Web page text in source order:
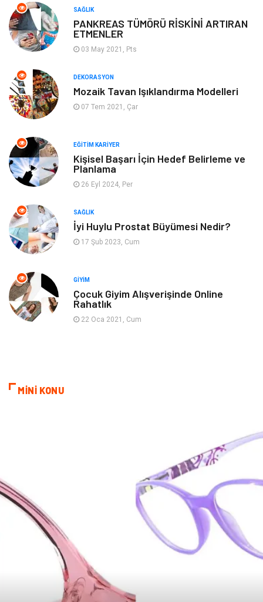
Keyif ve Hobi
Moda
Anne Çocuk
Aksesuar Genel Kültür
Spor Müzik
Ev işleri
Cam
Sigorta Spor Malzemeleri
Bebek Giyim
Kına Gecesi
SAĞLIK
PANKREAS TÜMÖRÜ RİSKİNİ ARTIRAN
ETMENLER
03 May 2021, Pts
DEKORASYON
Mozaik Tavan Işıklandırma Modelleri
07 Tem 2021, Çar
EĞITIM KARIYER
Kişisel Başarı İçin Hedef Belirleme ve
Planlama
26 Eyl 2024, Per
SAĞLIK
İyi Huylu Prostat Büyümesi Nedir?
17 Şub 2023, Cum
GIYIM
Çocuk Giyim Alışverişinde Online
Rahatlık
22 Oca 2021, Cum
MİNİ KONU